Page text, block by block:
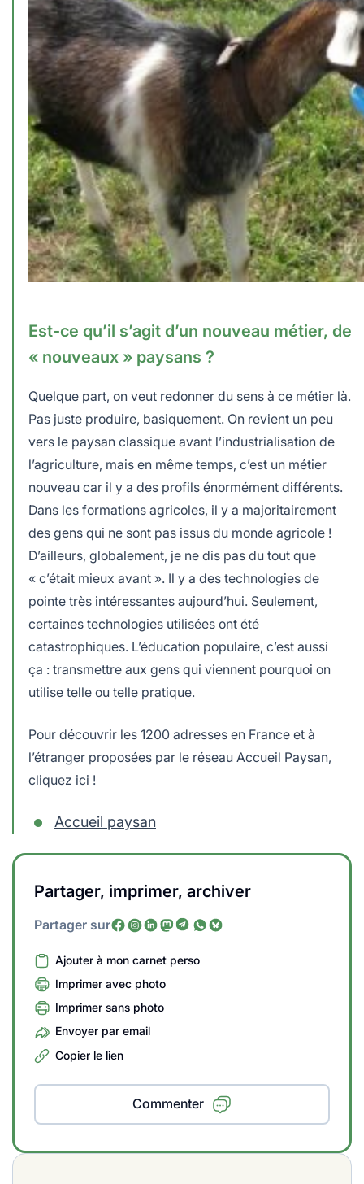
Est-ce qu’il s’agit d’un nouveau métier, de
« nouveaux » paysans ?
Quelque part, on veut redonner du sens à ce métier là.
Pas juste produire, basiquement. On revient un peu
vers le paysan classique avant l’industrialisation de
l’agriculture, mais en même temps, c’est un métier
nouveau car il y a des profils énormément différents.
Dans les formations agricoles, il y a majoritairement
des gens qui ne sont pas issus du monde agricole !
D’ailleurs, globalement, je ne dis pas du tout que
« c’était mieux avant ». Il y a des technologies de
pointe très intéressantes aujourd’hui. Seulement,
certaines technologies utilisées ont été
catastrophiques. L’éducation populaire, c’est aussi
ça : transmettre aux gens qui viennent pourquoi on
utilise telle ou telle pratique.
Pour découvrir les 1200 adresses en France et à
l’étranger proposées par le réseau Accueil Paysan,
cliquez ici !
Accueil paysan
Partager, imprimer, archiver
Partager sur
Ajouter à mon carnet perso
Imprimer avec photo
Imprimer sans photo
Envoyer par email
Copier le lien
Commenter